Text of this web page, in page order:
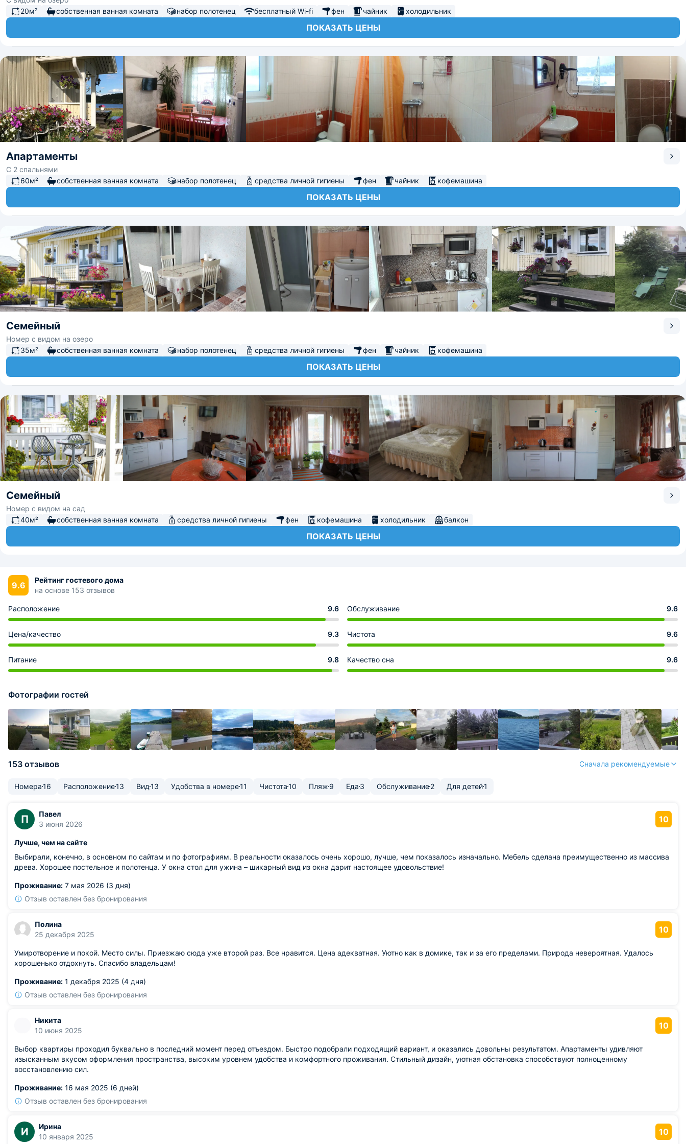
20м²
собственная ванная комната набор полотенец бесплатный Wi-fi фен чайник холодильник
ПОКАЗАТЬ ЦЕНЫ
Апартаменты
С 2 спальнями
60м²
собственная ванная комната набор полотенец средства личной гигиены фен чайник кофемашина
ПОКАЗАТЬ ЦЕНЫ
Семейный
Номер с видом на озеро
35м²
собственная ванная комната набор полотенец средства личной гигиены фен чайник кофемашина
ПОКАЗАТЬ ЦЕНЫ
Семейный
Номер с видом на сад
40м²
собственная ванная комната средства личной гигиены фен кофемашина холодильник балкон
ПОКАЗАТЬ ЦЕНЫ
9.6
Рейтинг гостевого дома
на основе 153 отзывов
Расположение 9.6 Обслуживание 9.6
Цена/качество 9.3 Чистота 9.6
Питание 9.8 Качество сна 9.6
Фотографии гостей
153 отзывов Сначала рекомендуемые
Номера16 Расположение13 Вид13 Удобства в номере11 Чистота10 Пляж 9 Еда 3 Обслуживание2 Для детей1
П
Павел
3 июня 2026
10
Лучше, чем на сайте
Выбирали, конечно, в основном по сайтам и по фотографиям. В реальности оказалось очень хорошо, лучше, чем показалось изначально. Мебель сделана преимущественно из массива
древа. Хорошее постельное и полотенца. У окна стол для ужина – шикарный вид из окна дарит настоящее удовольствие!
Проживание: 7 мая 2026 (3 дня)
Отзыв оставлен без бронирования
Полина
25 декабря 2025
10
Умиротворение и покой. Место силы. Приезжаю сюда уже второй раз. Все нравится. Цена адекватная. Уютно как в домике, так и за его пределами. Природа невероятная. Удалось
хорошенько отдохнуть. Спасибо владельцам!
Проживание: 1 декабря 2025 (4 дня)
Отзыв оставлен без бронирования
Никита
10 июня 2025
10
Выбор квартиры проходил буквально в последний момент перед отъездом. Быстро подобрали подходящий вариант, и оказались довольны результатом. Апартаменты удивляют
изысканным вкусом оформления пространства, высоким уровнем удобства и комфортного проживания. Стильный дизайн, уютная обстановка способствуют полноценному
восстановлению сил.
Проживание: 16 мая 2025 (6 дней)
Отзыв оставлен без бронирования
И
Ирина
10 января 2025
10